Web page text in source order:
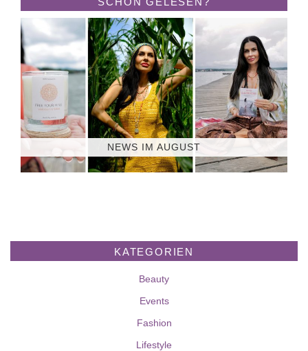
NEWS IM AUGUST
KATEGORIEN
Beauty
Events
Fashion
Lifestyle